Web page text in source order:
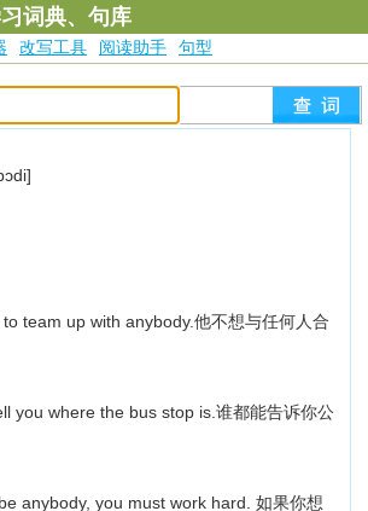
词典、句库
改写工具 阅读助手 句型
team up with anybody.他不想与任何人合
you where the bus stop is.谁都能告诉你公
anybody, you must work hard. 如果你想